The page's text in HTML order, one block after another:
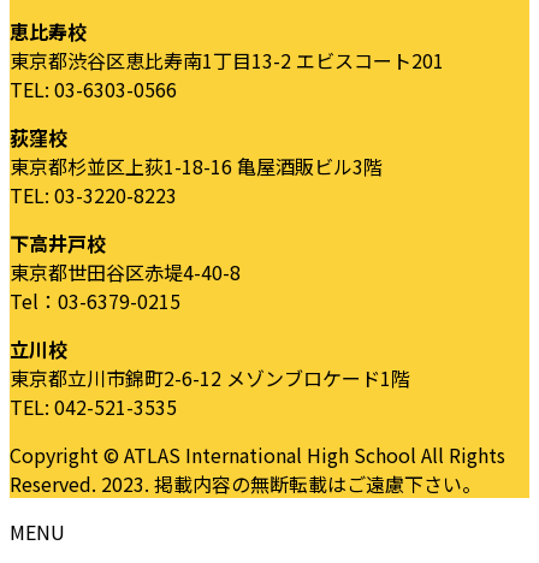
恵比寿校
東京都渋谷区恵比寿南1丁目13-2 エビスコート201
TEL: 03-6303-0566
荻窪校
東京都杉並区上荻1-18-16 亀屋酒販ビル3階
TEL: 03-3220-8223
下高井戸校
東京都世田谷区赤堤4-40-8
Tel：03-6379-0215
立川校
東京都立川市錦町2-6-12 メゾンブロケード1階
TEL: 042-521-3535
Copyright © ATLAS International High School All Rights
Reserved. 2023. 掲載内容の無断転載はご遠慮下さい。
MENU